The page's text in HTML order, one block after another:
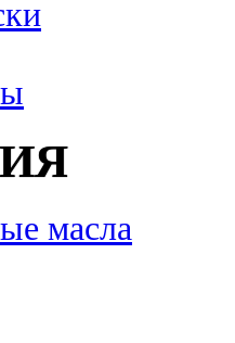
масла